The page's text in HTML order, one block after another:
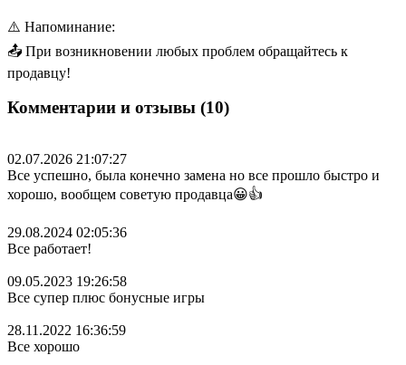
⚠️ Напоминание:
📤 При возникновении любых проблем обращайтесь к
продавцу!
Комментарии и отзывы (10)
02.07.2026 21:07:27
Все успешно, была конечно замена но все прошло быстро и
хорошо, вообщем советую продавца😀👍
29.08.2024 02:05:36
Все работает!
09.05.2023 19:26:58
Все супер плюс бонусные игры
28.11.2022 16:36:59
Все хорошо